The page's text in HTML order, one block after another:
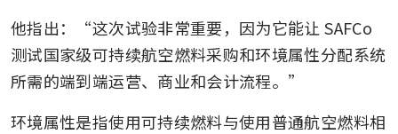
他指出：“这次试验非常重要，因为它能让 SAFCo
测试国家级可持续航空燃料采购和环境属性分配系统
所需的端到端运营、商业和会计流程。”
环境属性是指使用可持续燃料与使用普通航空燃料相